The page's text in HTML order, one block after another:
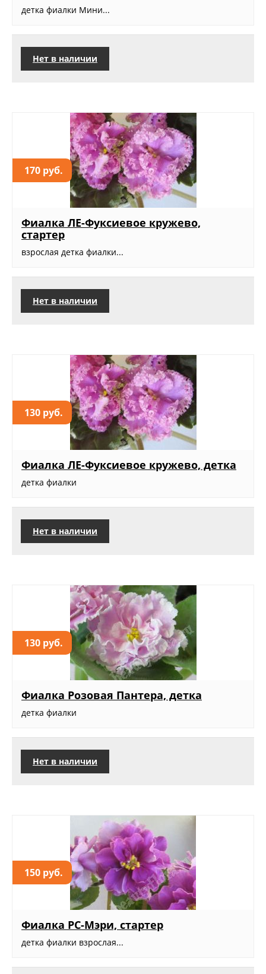
детка фиалки Мини...
Нет в наличии
170 руб.
Фиалка ЛЕ-Фуксиевое кружево,
стартер
взрослая детка фиалки...
Нет в наличии
130 руб.
Фиалка ЛЕ-Фуксиевое кружево, детка
детка фиалки
Нет в наличии
130 руб.
Фиалка Розовая Пантера, детка
детка фиалки
Нет в наличии
150 руб.
Фиалка РС-Мэри, стартер
детка фиалки взрослая...